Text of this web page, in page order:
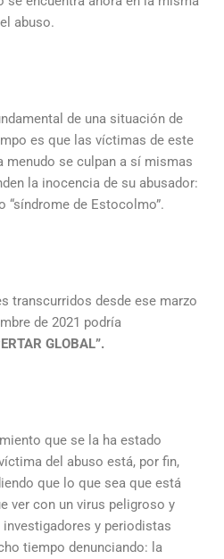
abuso.
de una situación de
es que las víctimas de este
menudo se culpan a sí mismas
la inocencia de su abusador:
de Estocolmo”.
transcurridos desde ese marzo
de 2021 podría
GLOBAL”.
que se la ha estado
del abuso está, por fin,
que lo que sea que está
ver con un virus peligroso y
y periodistas
tiempo denunciando: la